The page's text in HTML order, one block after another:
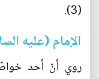
(3).
الإمام (عليه
روي أنّ أحد